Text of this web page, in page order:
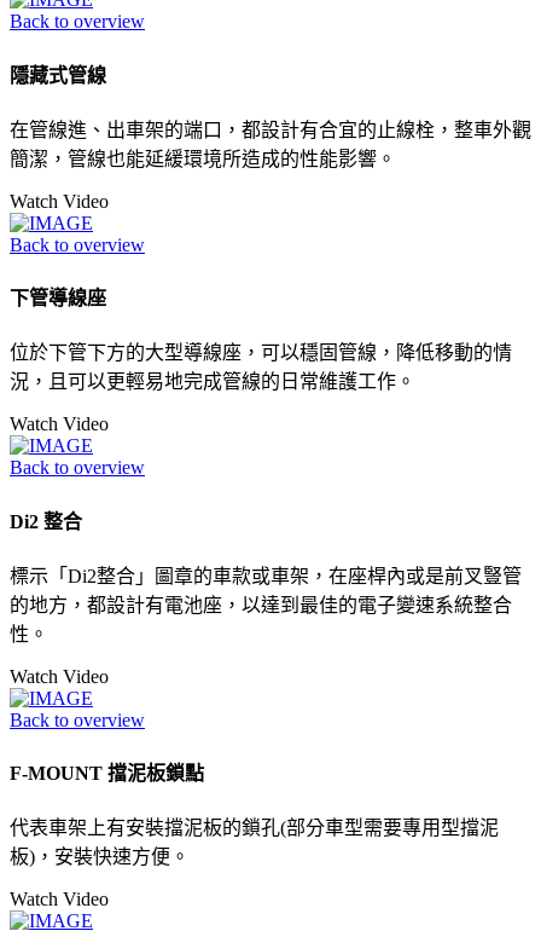
Back to overview
隱藏式管線
在管線進、出車架的端口，都設計有合宜的止線栓，整車外觀
簡潔，管線也能延緩環境所造成的性能影響。
Watch Video
Back to overview
下管導線座
位於下管下方的大型導線座，可以穩固管線，降低移動的情
況，且可以更輕易地完成管線的日常維護工作。
Watch Video
Back to overview
Di2 整合
標示「Di2整合」圖章的車款或車架，在座桿內或是前叉豎管
的地方，都設計有電池座，以達到最佳的電子變速系統整合
性。
Watch Video
Back to overview
F-MOUNT 擋泥板鎖點
代表車架上有安裝擋泥板的鎖孔(部分車型需要專用型擋泥
板)，安裝快速方便。
Watch Video